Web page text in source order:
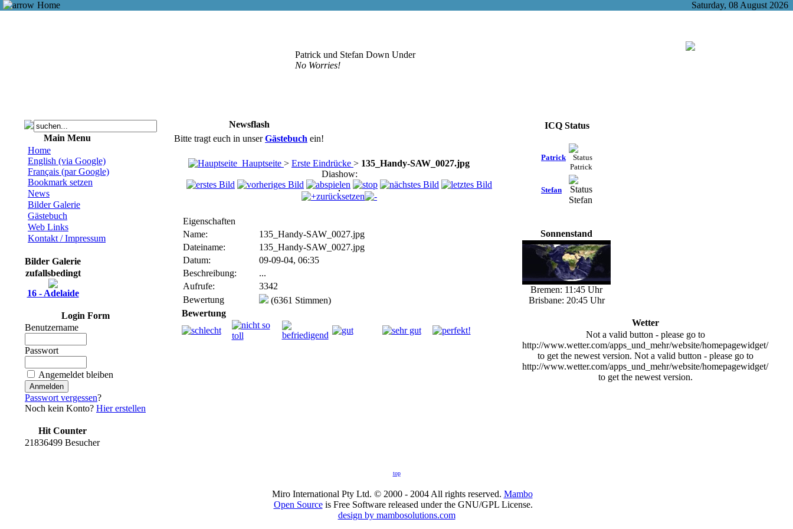
Home Saturday, 08 August 2026
Patrick und Stefan Down Under
No Worries!
Main Menu
Home
English (via Google)
Français (par Google)
Bookmark setzen
News
Bilder Galerie
Gästebuch
Web Links
Kontakt / Impressum
Bilder Galerie
zufallsbedingt
16 - Adelaide
Login Form
Benutzername
Passwort
Angemeldet bleiben
Passwort vergessen?
Noch kein Konto? Hier erstellen
Hit Counter
21836499 Besucher
Newsflash
Bitte tragt euch in unserGästebuch ein!
Hauptseite > Erste Eindrücke > 135_Handy-SAW_0027.jpg
Diashow:
zurücksetzen
Eigenschaften
Name:
135_Handy-SAW_0027.jpg
Dateiname:
135_Handy-SAW_0027.jpg
Datum:
09-09-04, 06:35
Beschreibung:
...
Aufrufe:
3342
Bewertung
(6361 Stimmen)
Bewertung
ICQ Status
Patrick
Stefan
Sonnenstand
Bremen: 11:45 Uhr
Brisbane: 20:45 Uhr
Wetter
Not a valid button - please go to
http://www.wetter.com/apps_und_mehr/website/homepagewidget/
to get the newest version. Not a valid button - please go to
http://www.wetter.com/apps_und_mehr/website/homepagewidget/
to get the newest version.
top
Miro International Pty Ltd. © 2000 - 2004 All rights reserved. Mambo
Open Sourceis Free Software released under the GNU/GPL License.
design by mambosolutions.com